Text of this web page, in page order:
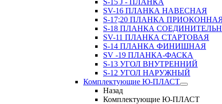
S-15 J - ПЛАНКА
SV-16 ПЛАНКА НАВЕСНАЯ
S-17;20 ПЛАНКА
S-18 ПЛАНКА
SV-11 ПЛАНКА СТАРТОВАЯ
S-14 ПЛАНКА ФИНИШНАЯ
SV -19 ПЛАНКА-ФАСКА
S-13 УГОЛ ВНУТРЕННИЙ
S-12 УГОЛ НАРУЖНЫЙ
Комплектующие Ю-ПЛАСТ
Назад
Комплектующие Ю-ПЛАСТ